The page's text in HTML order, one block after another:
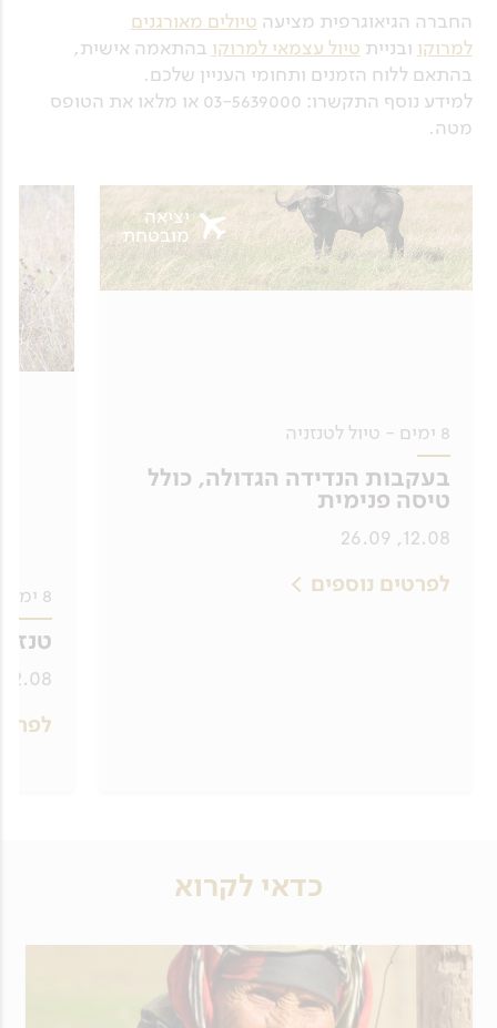
החברה הגיאוגרפית מציעה טיולים מאורגנים
למרוקו ובניית טיול עצמאי למרוקו בהתאמה אישית,
בהתאם ללוח הזמנים ותחומי העניין שלכם.
למידע נוסף התקשרו: 03-5639000 או מלאו את הטופס
מטה.
8 ימים - טיול לטנזניה
בעקבות הנדידה הגדולה, כולל
טיסה פנימית
12.08, 26.09
לפרטים נוספים
יציאה
מובטחת
8 ימים - טיול לטנזניה
12.08, 26.09
כדאי לקרוא